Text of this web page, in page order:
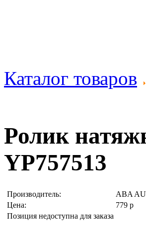
Каталог товаров
Ролик
YP757513
Производитель:
ABA
Цена:
779 р
Позиция недоступна для заказа